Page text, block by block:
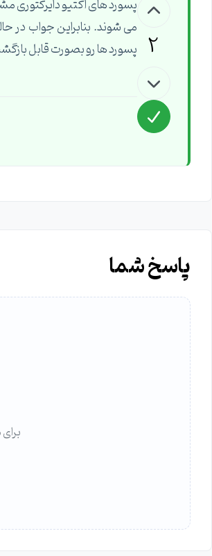
2
پسورد ها رو بصورت قابل
پاسخ شما